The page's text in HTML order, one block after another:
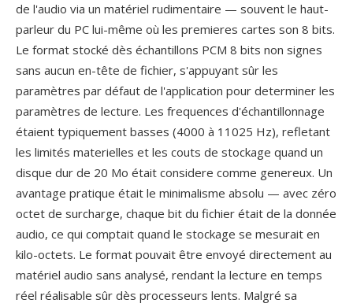
de l'audio via un matériel rudimentaire — souvent le haut-
parleur du PC lui-même où les premieres cartes son 8 bits.
Le format stocké dès échantillons PCM 8 bits non signes
sans aucun en-tête de fichier, s'appuyant sûr les
paramètres par défaut de l'application pour determiner les
paramètres de lecture. Les frequences d'échantillonnage
étaient typiquement basses (4000 à 11025 Hz), refletant
les limités materielles et les couts de stockage quand un
disque dur de 20 Mo était considere comme genereux. Un
avantage pratique était le minimalisme absolu — avec zéro
octet de surcharge, chaque bit du fichier était de la donnée
audio, ce qui comptait quand le stockage se mesurait en
kilo-octets. Le format pouvait être envoyé directement au
matériel audio sans analysé, rendant la lecture en temps
réel réalisable sûr dès processeurs lents. Malgré sa